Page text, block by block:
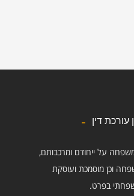
עורכת דין
משפחה על ייחודם ומרכבותם,
וכן מוסמכת ועוסקת
בפרט.